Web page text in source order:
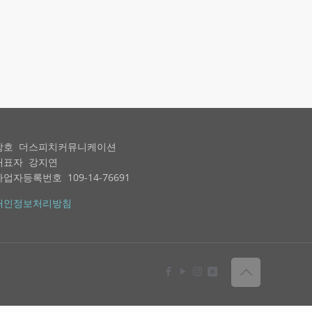
호 더스피치커뮤니케이션
표자 강지연
업자등록번호 109-14-76691
인정보처리방침